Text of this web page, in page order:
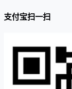
支付宝扫一扫